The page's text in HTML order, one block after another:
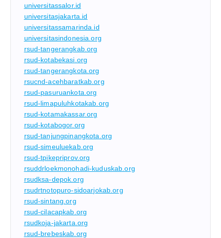
universitassalor.id
universitasjakarta.id
universitassamarinda.id
universitasindonesia.org
rsud-tangerangkab.org
rsud-kotabekasi.org
rsud-tangerangkota.org
rsucnd-acehbaratkab.org
rsud-pasuruankota.org
rsud-limapuluhkotakab.org
rsud-kotamakassar.org
rsud-kotabogor.org
rsud-tanjungpinangkota.org
rsud-simeuluekab.org
rsud-tpikepriprov.org
rsuddrloekmonohadi-kuduskab.org
rsudksa-depok.org
rsudrtnotopuro-sidoarjokab.org
rsud-sintang.org
rsud-cilacapkab.org
rsudkoja-jakarta.org
rsud-brebeskab.org